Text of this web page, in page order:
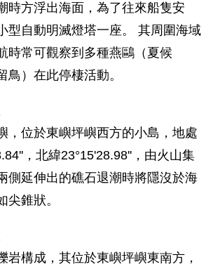
時方浮出海面，為了往來船隻安
型自動明滅燈塔一座。 其周圍海域
時常可觀察到多種燕鷗（夏候
鳥）在此停棲活動。
，位於東嶼坪嶼西方的小島，地處
，北緯23°15'28.98''，由火山集
側延伸出的礁石退潮時將隱沒於海
尖錐狀。
岩構成，其位於東嶼坪嶼東南方，